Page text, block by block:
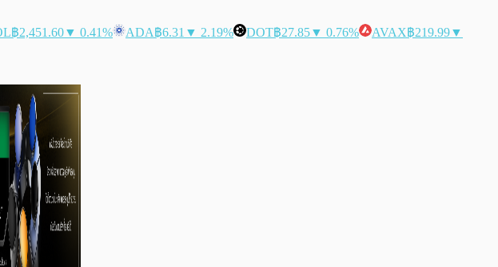
฿2,451.60▼ 0.41% ADA฿6.31 ▼ 2.19% DOT฿27.85▼ 0.76% AVAX฿219.99▼